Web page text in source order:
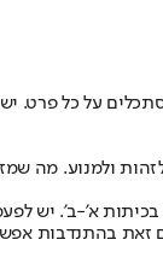
על כל פרט.
ולמנוע. מה
א'-ב'. יש
זאת בהתנדבות